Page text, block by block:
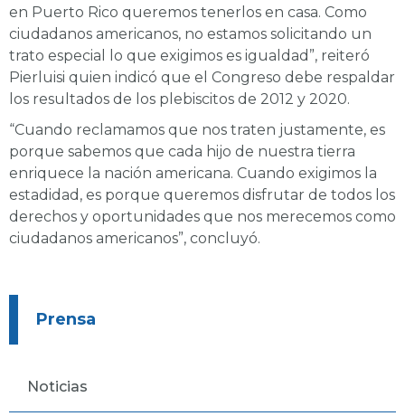
en Puerto Rico queremos tenerlos en casa. Como
ciudadanos americanos, no estamos solicitando un
trato especial lo que exigimos es igualdad”, reiteró
Pierluisi quien indicó que el Congreso debe respaldar
los resultados de los plebiscitos de 2012 y 2020.
“Cuando reclamamos que nos traten justamente, es
porque sabemos que cada hijo de nuestra tierra
enriquece la nación americana. Cuando exigimos la
estadidad, es porque queremos disfrutar de todos los
derechos y oportunidades que nos merecemos como
ciudadanos americanos”, concluyó.
Prensa
Noticias